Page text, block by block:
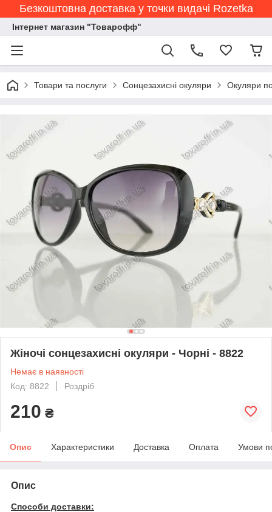
Безкоштовна доставка у точки видачі Rozetka
Інтернет магазин "Товарофф"
Товари та послуги Сонцезахисні окуляри Окуляри
Жіночі сонцезахисні окуляри - Чорні - 8822
Немає в наявності
Код: 8822
Роздріб
210 ₴
Опис Характеристики Доставка Оплата Умови
Опис
Способи доставки: